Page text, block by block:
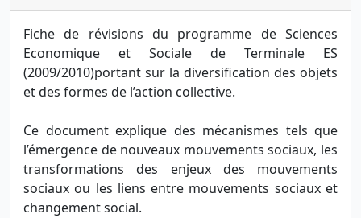
Fiche de révisions du programme de Sciences
Economique et Sociale de Terminale ES
(2009/2010)portant sur la diversification des objets
et des formes de l’action collective.
Ce document explique des mécanismes tels que
l’émergence de nouveaux mouvements sociaux, les
transformations des enjeux des mouvements
sociaux ou les liens entre mouvements sociaux et
changement social.